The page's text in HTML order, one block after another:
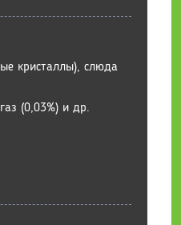
кристаллы), слюда
(0,03%) и др.